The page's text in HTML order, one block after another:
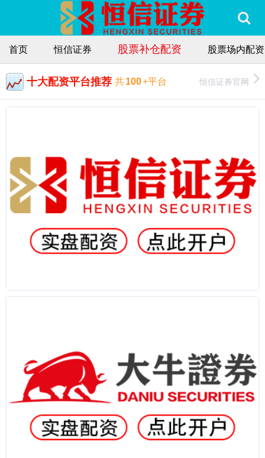
首页 恒信证券 股票补仓配资 股票场内配资
十大配资平台推荐 共100+平台 恒信证券官网